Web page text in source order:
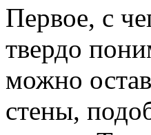
Первое, с
твердо
можно
стены,